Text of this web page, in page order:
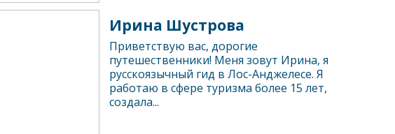
Ирина Шустрова
Приветствую вас, дорогие
путешественники! Меня зовут Ирина, я
русскоязычный гид в Лос-Анджелесе. Я
работаю в сфере туризма более 15 лет,
создала...